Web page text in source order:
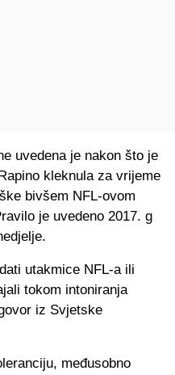
uvedena je nakon što je
kleknula za vrijeme
bivšem NFL-ovom
je uvedeno 2017. g
utakmice NFL-a ili
tokom intoniranja
iz Svjetske
međusobno